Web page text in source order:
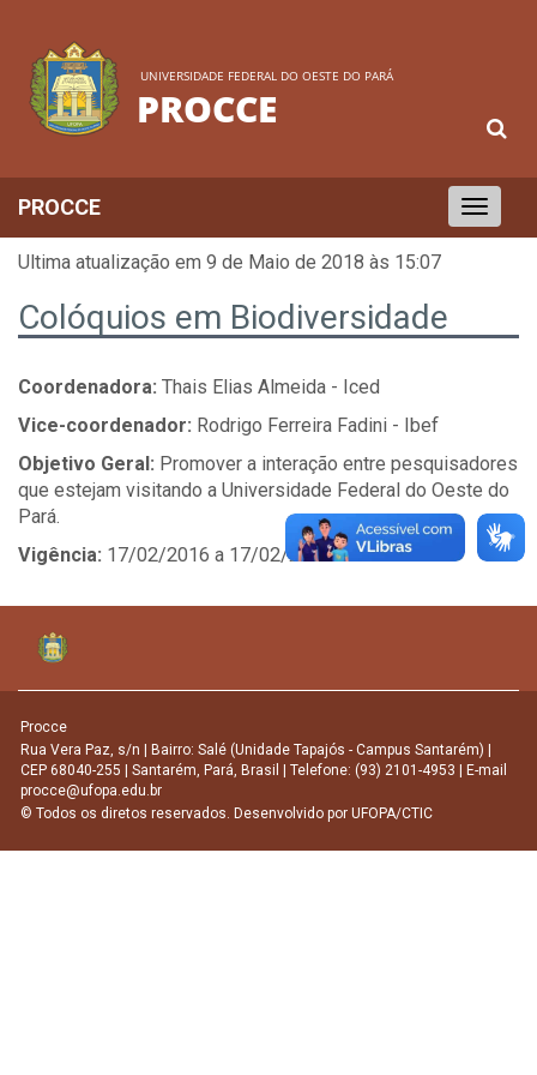
UNIVERSIDADE FEDERAL DO OESTE DO PARÁ
PROCCE
Toggle
navigation
PROCCE
Ultima atualização em 9 de Maio de 2018 às 15:07
Colóquios em Biodiversidade
Coordenadora: Thais Elias Almeida - Iced
Vice-coordenador: Rodrigo Ferreira Fadini - Ibef
Objetivo Geral: Promover a interação entre pesquisadores
que estejam visitando a Universidade Federal do Oeste do
Pará.
Vigência: 17/02/2016 a 17/02/2017
Procce
Rua Vera Paz, s/n | Bairro: Salé (Unidade Tapajós - Campus Santarém) |
CEP 68040-255 | Santarém, Pará, Brasil | Telefone: (93) 2101-4953 | E-mail
procce@ufopa.edu.br
© Todos os diretos reservados. Desenvolvido por UFOPA/CTIC